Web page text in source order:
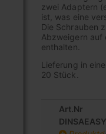
zwei Adaptern
ist, was eine
Die Schrauben
Abzweigern auf
enthalten.
Lieferung in
20 Stück.
Art.Nr